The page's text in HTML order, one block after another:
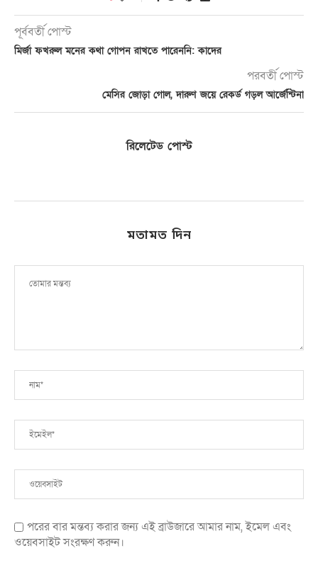
পূর্ববর্তী পোস্ট
মির্জা ফখরুল মনের কথা গোপন রাখতে পারেননি: কাদের
পরবর্তী পোস্ট
মেসির জোড়া গোল, দারুণ জয়ে রেকর্ড গড়ল আর্জেন্টিনা
রিলেটেড পোস্ট
মতামত দিন
পরের বার মন্তব্য করার জন্য এই ব্রাউজারে আমার নাম, ইমেল এবং
ওয়েবসাইট সংরক্ষণ করুন।